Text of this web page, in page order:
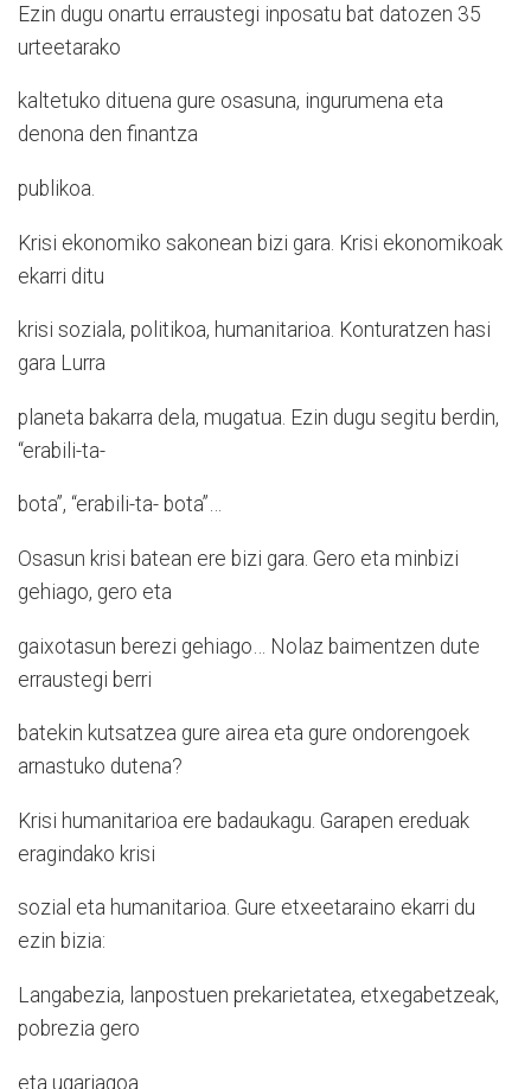
Ezin dugu onartu erraustegi inposatu bat datozen 35
urteetarako
kaltetuko dituena gure osasuna, ingurumena eta
denona den finantza
publikoa.
Krisi ekonomiko sakonean bizi gara. Krisi ekonomikoak
ekarri ditu
krisi soziala, politikoa, humanitarioa. Konturatzen hasi
gara Lurra
planeta bakarra dela, mugatua. Ezin dugu segitu berdin,
“erabili-ta-
bota”, “erabili-ta- bota”…
Osasun krisi batean ere bizi gara. Gero eta minbizi
gehiago, gero eta
gaixotasun berezi gehiago… Nolaz baimentzen dute
erraustegi berri
batekin kutsatzea gure airea eta gure ondorengoek
arnastuko dutena?
Krisi humanitarioa ere badaukagu. Garapen ereduak
eragindako krisi
sozial eta humanitarioa. Gure etxeetaraino ekarri du
ezin bizia:
Langabezia, lanpostuen prekarietatea, etxegabetzeak,
pobrezia gero
eta ugariagoa…